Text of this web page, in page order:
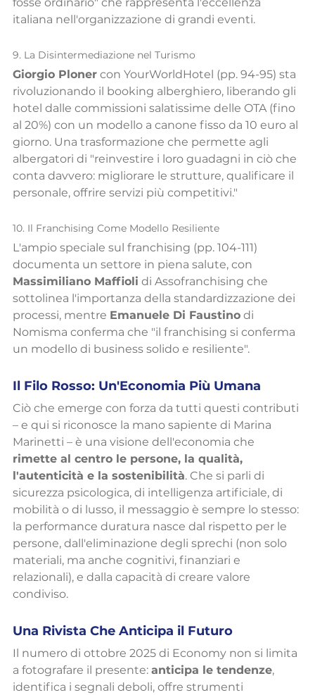
italiana nell'organizzazione di grandi eventi.
9. La Disintermediazione nel Turismo
Giorgio Ploner con YourWorldHotel (pp. 94-95) sta
rivoluzionando il booking alberghiero, liberando gli
hotel dalle commissioni salatissime delle OTA (fino
al 20%) con un modello a canone fisso da 10 euro al
giorno. Una trasformazione che permette agli
albergatori di "reinvestire i loro guadagni in ciò che
conta davvero: migliorare le strutture, qualificare il
personale, offrire servizi più competitivi."
10. Il Franchising Come Modello Resiliente
L'ampio speciale sul franchising (pp. 104-111)
documenta un settore in piena salute, con
Massimiliano Maffioli di Assofranchising che
sottolinea l'importanza della standardizzazione dei
processi, mentre Emanuele Di Faustino di
Nomisma conferma che "il franchising si conferma
un modello di business solido e resiliente".
Il Filo Rosso: Un'Economia Più Umana
Ciò che emerge con forza da tutti questi contributi
– e qui si riconosce la mano sapiente di Marina
Marinetti – è una visione dell'economia che
rimette al centro le persone, la qualità,
l'autenticità e la sostenibilità. Che si parli di
sicurezza psicologica, di intelligenza artificiale, di
mobilità o di lusso, il messaggio è sempre lo stesso:
la performance duratura nasce dal rispetto per le
persone, dall'eliminazione degli sprechi (non solo
materiali, ma anche cognitivi, finanziari e
relazionali), e dalla capacità di creare valore
condiviso.
Una Rivista Che Anticipa il Futuro
Il numero di ottobre 2025 di Economy non si limita
a fotografare il presente: anticipa le tendenze,
identifica i segnali deboli, offre strumenti